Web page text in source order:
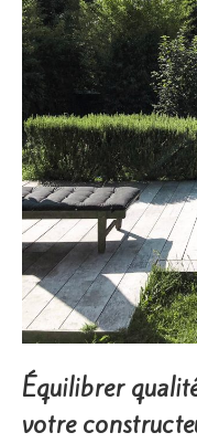
Équilibrer
votre